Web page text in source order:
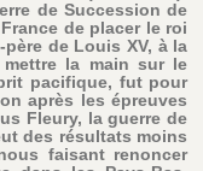
de Succession de
de placer le roi
de Louis XV, à la
la main sur le
pacifique, fut pour
après les épreuves
Fleury, la guerre de
des résultats moins
faisant renoncer